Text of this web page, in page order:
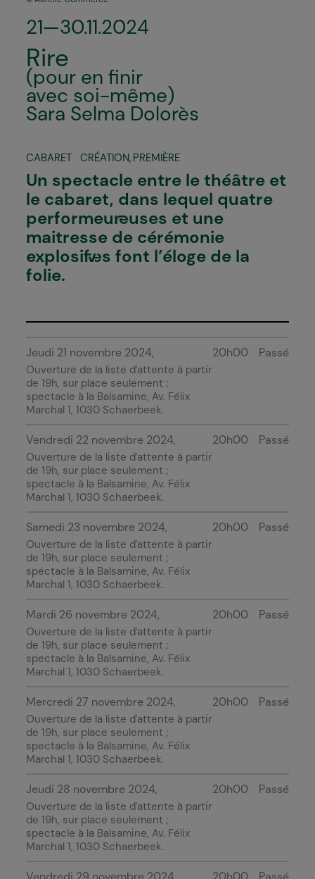
21—30.11.2024
Rire
(pour en finir
avec soi-même)
Sara Selma Dolorès
CABARET CRÉATION, PREMIÈRE
Un spectacle entre le théâtre et
le cabaret, dans lequel quatre
performeur·euses et une
maitresse de cérémonie
explosif·ves font l’éloge de la
folie.
Jeudi 21 novembre 2024
Ouverture de la liste d'attente à partir
de 19h, sur place seulement ;
spectacle à la Balsamine, Av. Félix
Marchal 1, 1030 Schaerbeek.
20h00 Passé
Vendredi 22 novembre 2024
Ouverture de la liste d'attente à partir
de 19h, sur place seulement ;
spectacle à la Balsamine, Av. Félix
Marchal 1, 1030 Schaerbeek.
20h00 Passé
Samedi 23 novembre 2024
Ouverture de la liste d'attente à partir
de 19h, sur place seulement ;
spectacle à la Balsamine, Av. Félix
Marchal 1, 1030 Schaerbeek.
20h00 Passé
Mardi 26 novembre 2024
Ouverture de la liste d'attente à partir
de 19h, sur place seulement ;
spectacle à la Balsamine, Av. Félix
Marchal 1, 1030 Schaerbeek.
20h00 Passé
Mercredi 27 novembre 2024
Ouverture de la liste d'attente à partir
de 19h, sur place seulement ;
spectacle à la Balsamine, Av. Félix
Marchal 1, 1030 Schaerbeek.
20h00 Passé
Jeudi 28 novembre 2024
Ouverture de la liste d'attente à partir
de 19h, sur place seulement ;
spectacle à la Balsamine, Av. Félix
Marchal 1, 1030 Schaerbeek.
20h00 Passé